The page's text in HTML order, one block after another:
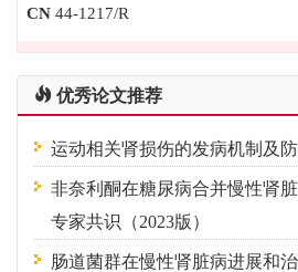
CN 44-1217/R
优秀论文推荐
运动相关肾损伤的发病机制及
非奈利酮在糖尿病合并慢性肾
专家共识（2023版）
肠道菌群在慢性肾脏病进展和